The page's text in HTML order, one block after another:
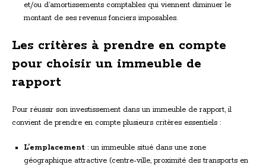
et/ou d’amortissements comptables qui viennent diminuer le
montant de ses revenus fonciers imposables.
Les critères à prendre en compte
pour choisir un immeuble de
rapport
Pour réussir son investissement dans un immeuble de rapport, il
convient de prendre en compte plusieurs critères essentiels :
L’emplacement : un immeuble situé dans une zone
géographique attractive (centre-ville, proximité des transports en